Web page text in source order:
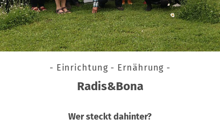
- Einrichtung - Ernährung -
Radis&Bona
Wer steckt dahinter?